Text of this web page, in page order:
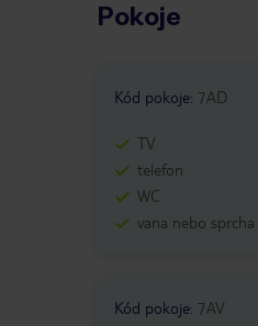
Pokoje
Kód pokoje: 7AD
TV
telefon
WC
vana nebo sprcha
Kód pokoje: 7AV